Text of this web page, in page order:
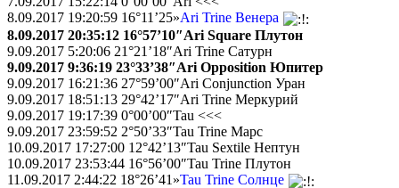
8.09.2017 19:20:59 16°11’25»Ari Trine Венера
8.09.2017 20:35:12 16°57’10″Ari Square Плутон
9.09.2017 5:20:06 21°21’18″Ari Trine Сатурн
9.09.2017 9:36:19 23°33’38″Ari Opposition Юпитер
9.09.2017 16:21:36 27°59’00″Ari Conjunction Уран
9.09.2017 18:51:13 29°42’17″Ari Trine Меркурий
9.09.2017 19:17:39 0°00’00″Tau <<<
9.09.2017 23:59:52 2°50’33″Tau Trine Марс
10.09.2017 17:27:00 12°42’13″Tau Sextile Нептун
10.09.2017 23:53:44 16°56’00″Tau Trine Плутон
11.09.2017 2:44:22 18°26’41»Tau Trine Солнце